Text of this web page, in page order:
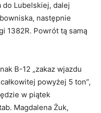
do Lubelskiej, dalej
następnie
1382R. Powrót tą samą
B-12 „zakaz wjazdu
powyżej 5 ton”,
w piątek
Magdalena Żuk,